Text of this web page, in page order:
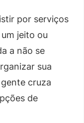
por serviços
jeito ou
a não se
sua
cruza
de